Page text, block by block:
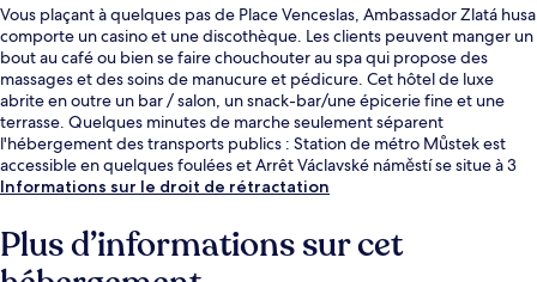
Vous plaçant à quelques pas de Place Venceslas, Ambassador Zlatá husa
comporte un casino et une discothèque. Les clients peuvent manger un
bout au café ou bien se faire chouchouter au spa qui propose des
massages et des soins de manucure et pédicure. Cet hôtel de luxe
abrite en outre un bar / salon, un snack-bar/une épicerie fine et une
terrasse. Quelques minutes de marche seulement séparent
l'hébergement des transports publics : Station de métro Můstek est
accessible en quelques foulées et Arrêt Václavské náměstí se situe à 3
min à pied.
Informations sur le droit de rétractation
Plus d’informations sur cet